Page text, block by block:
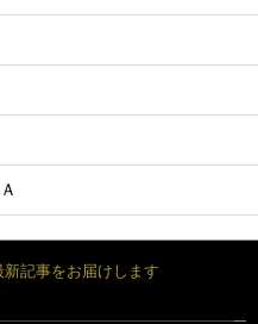
記事をお届けします